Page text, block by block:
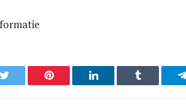
Twitter Pinterest LinkedIn Tumblr